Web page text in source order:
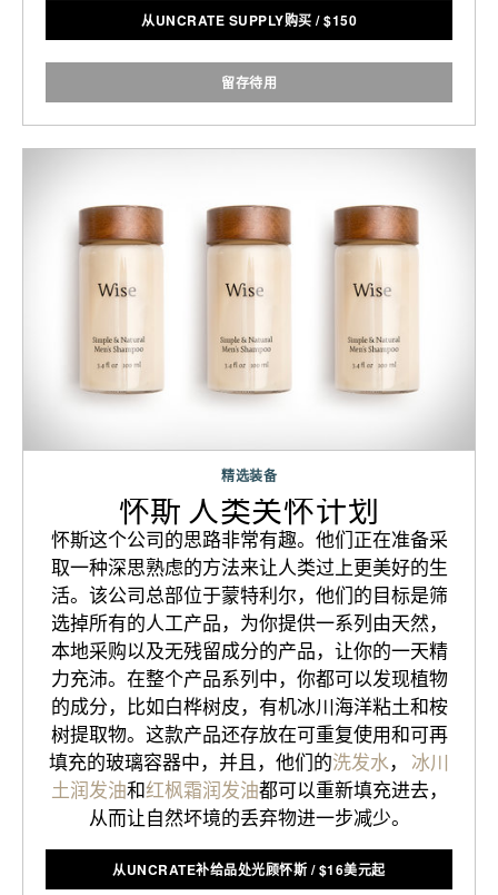
从UNCRATE SUPPLY购买 /$150
留存待用
精选装备
怀斯 人类关怀计划
怀斯这个公司的思路非常有趣。他们正在准备采
取一种深思熟虑的方法来让人类过上更美好的生
活。该公司总部位于蒙特利尔，他们的目标是筛
选掉所有的人工产品，为你提供一系列由天然，
本地采购以及无残留成分的产品，让你的一天精
力充沛。在整个产品系列中，你都可以发现植物
的成分，比如白桦树皮，有机冰川海洋粘土和桉
树提取物。这款产品还存放在可重复使用和可再
填充的玻璃容器中，并且，他们的洗发水 ，
冰川
土润发油和红枫霜润发油都可以重新填充进去，
从而让自然坏境的丢弃物进一步减少。
从UNCRATE补给品处光顾怀斯 /$16美元起